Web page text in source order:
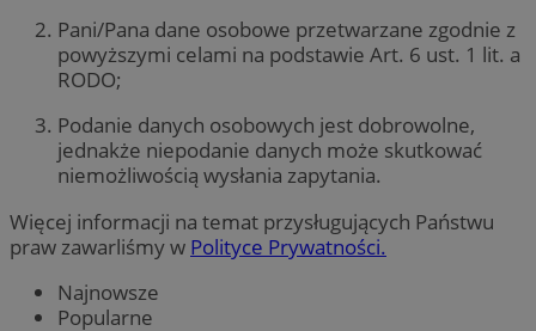
Pani/Pana dane osobowe przetwarzane zgodnie z
powyższymi celami na podstawie Art. 6 ust. 1 lit. a
RODO;
Podanie danych osobowych jest dobrowolne,
jednakże niepodanie danych może skutkować
niemożliwością wysłania zapytania.
Więcej informacji na temat przysługujących Państwu
praw zawarliśmy w Polityce Prywatności.
Najnowsze
Popularne